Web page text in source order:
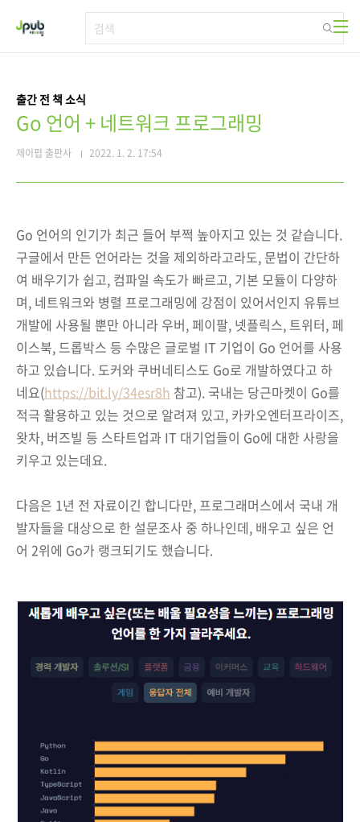
출간 전 책 소식
Go 언어 + 네트워크 프로그래밍
제이펍 출판사 2022. 1. 2. 17:54
Go 언어의 인기가 최근 들어 부쩍 높아지고 있는 것 같습니다.
구글에서 만든 언어라는 것을 제외하라고라도, 문법이 간단하
여 배우기가 쉽고, 컴파일 속도가 빠르고, 기본 모듈이 다양하
며, 네트워크와 병렬 프로그래밍에 강점이 있어서인지 유튜브
개발에 사용될 뿐만 아니라 우버, 페이팔, 넷플릭스, 트위터, 페
이스북, 드롭박스 등 수많은 글로벌 IT 기업이 Go 언어를 사용
하고 있습니다. 도커와 쿠버네티스도 Go로 개발하였다고 하
네요(https://bit.ly/34esr8h 참고). 국내는 당근마켓이 Go를
적극 활용하고 있는 것으로 알려져 있고, 카카오엔터프라이즈,
왓차, 버즈빌 등 스타트업과 IT 대기업들이 Go에 대한 사랑을
키우고 있는데요.
다음은 1년 전 자료이긴 합니다만, 프로그래머스에서 국내 개
발자들을 대상으로 한 설문조사 중 하나인데, 배우고 싶은 언
어 2위에 Go가 랭크되기도 했습니다.